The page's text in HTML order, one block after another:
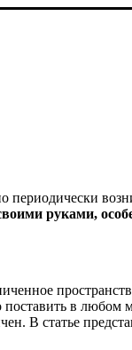
руками,
в любом
В статье